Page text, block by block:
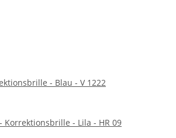
- Blau - V 1222